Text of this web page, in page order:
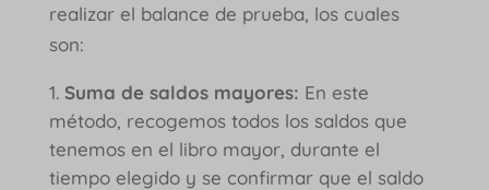
realizar el balance de prueba, los cuales
son:
Suma de saldos mayores: En este
método, recogemos todos los saldos que
tenemos en el libro mayor, durante el
tiempo elegido y se confirmar que el saldo